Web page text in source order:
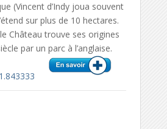
(Vincent d’Indy joua souvent
sur plus de 10 hectares.
Château trouve ses origines
par un parc à l’anglaise.